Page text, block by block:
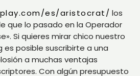
es/aristocrat/ los
que lo pasado en la Operador
Si quieres mirar chico nuestro
posible suscribirte a una
a muchas ventajas
Con algún presupuesto